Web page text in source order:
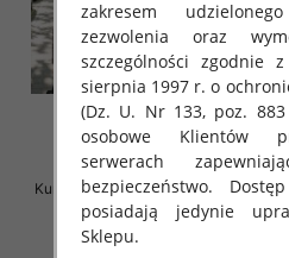
Kurtki damskie zimowe Roz S-M-
L, 1 Kolor Paczka 3 szt
135.00 zł
zakresem
zezwolenia oraz
szczególności zgodnie
sierpnia 1997 r. o
(Dz. U. Nr 133, poz.
osobowe Klientów
serwerach
bezpieczeństwo.
posiadają jedynie
Sklepu.